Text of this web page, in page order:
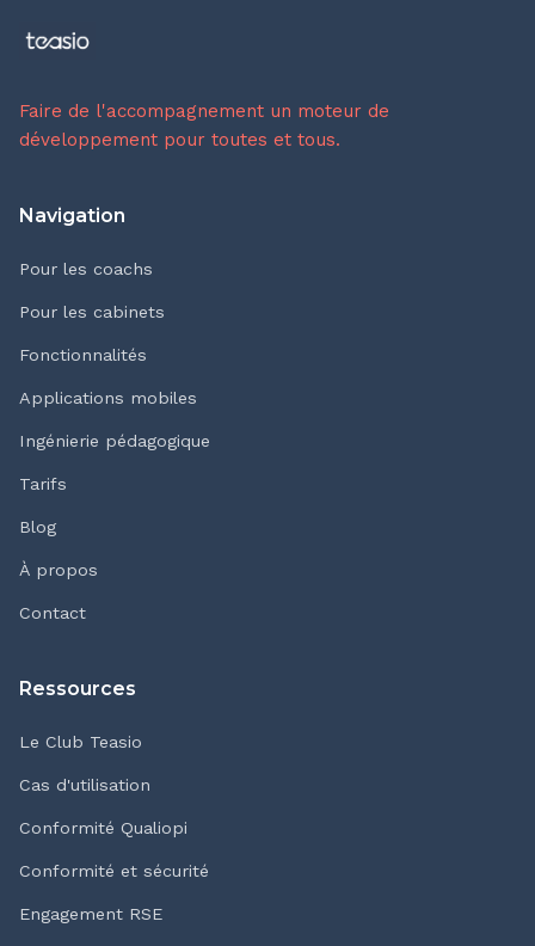
Faire de l'accompagnement un moteur de
développement pour toutes et tous.
Navigation
Pour les coachs
Pour les cabinets
Fonctionnalités
Applications mobiles
Ingénierie pédagogique
Tarifs
Blog
À propos
Contact
Ressources
Le Club Teasio
Cas d'utilisation
Conformité Qualiopi
Conformité et sécurité
Engagement RSE